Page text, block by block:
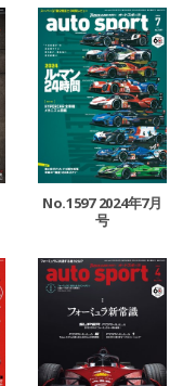
No.1597 2024年7月
号